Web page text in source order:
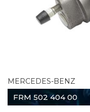
MERCEDES-BENZ
FRM 502 404 00